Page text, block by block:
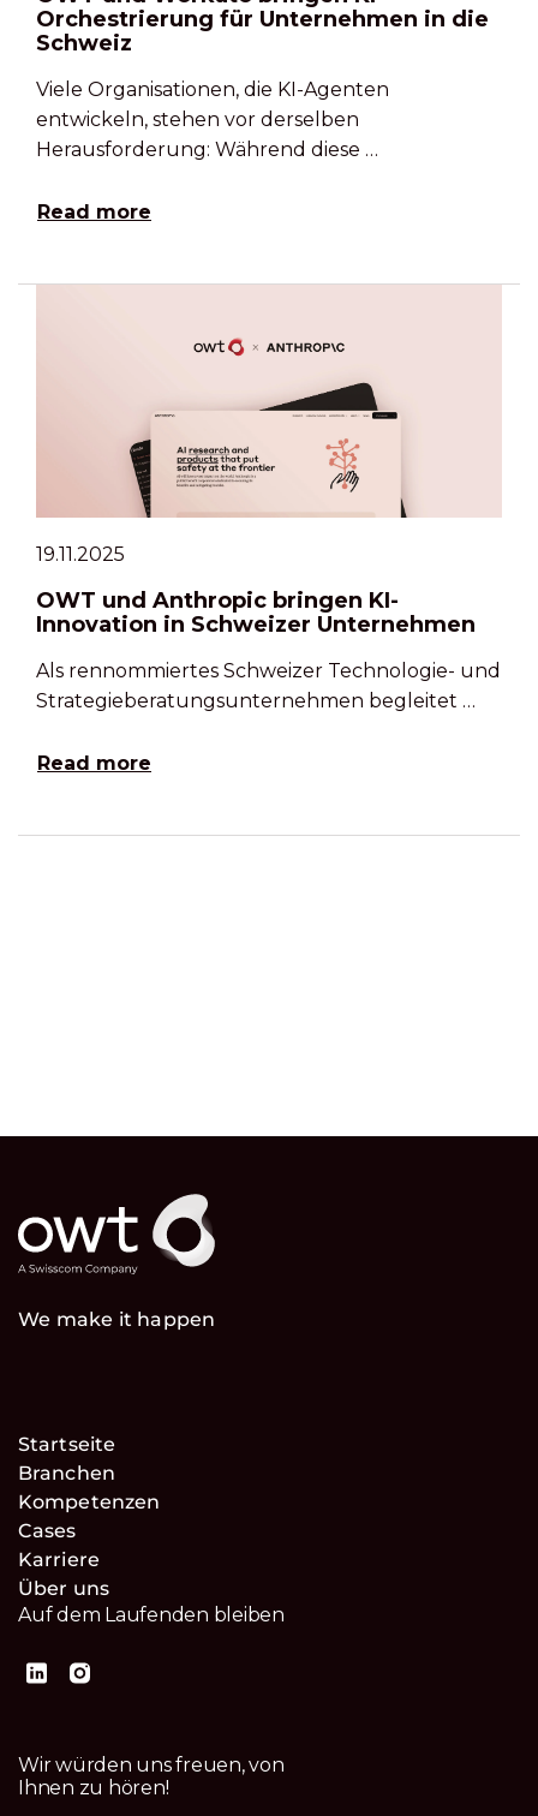
Orchestrierung für Unternehmen in die
Schweiz
Viele Organisationen, die KI-Agenten
entwickeln, stehen vor derselben
Herausforderung: Während diese …
Read more
19.11.2025
OWT und Anthropic bringen KI-
Innovation in Schweizer Unternehmen
Als rennommiertes Schweizer Technologie- und
Strategieberatungsunternehmen begleitet …
Read more
We make it happen
Startseite
Branchen
Kompetenzen
Cases
Karriere
Über uns
Auf dem Laufenden bleiben
Wir würden uns freuen, von
Ihnen zu hören!